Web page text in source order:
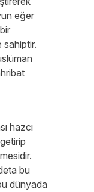
eğer
sahiptir.
hazcı
bu
dünyada